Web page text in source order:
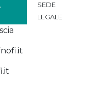
SEDE
LEGALE